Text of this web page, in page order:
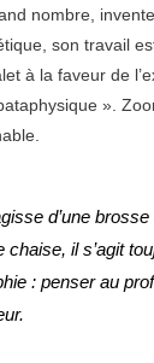
nombre,
son travail
à la faveur de
».
d’une
chaise, il s’agit
: penser au